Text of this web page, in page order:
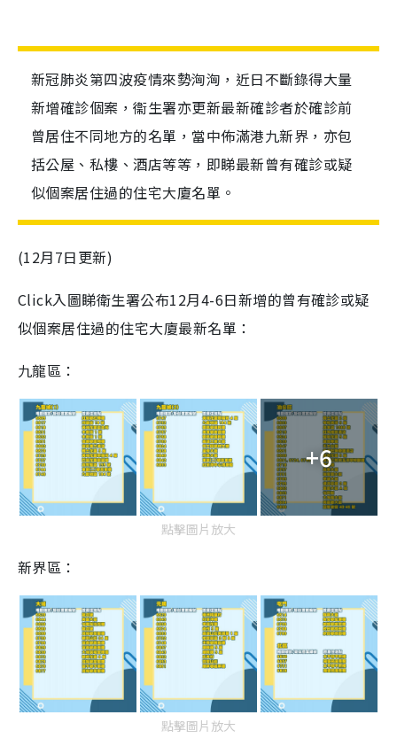
新冠肺炎第四波疫情來勢洶洶，近日不斷錄得大量
新增確診個案，衞生署亦更新最新確診者於確診前
曾居住不同地方的名單，當中佈滿港九新界，亦包
括公屋、私樓、酒店等等，即睇最新曾有確診或疑
似個案居住過的住宅大廈名單。
(12月7日更新)
Click入圖睇衛生署公布12月4-6日新增的曾有確診或疑
似個案居住過的住宅大廈最新名單：
九龍區：
+6
點擊圖片放大
新界區：
點擊圖片放大